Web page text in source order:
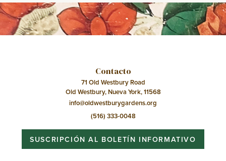
Contacto
71 Old Westbury Road
Old Westbury, Nueva York, 11568
info@oldwestburygardens.org
(516) 333-0048
SUSCRIPCIÓN AL BOLETÍN INFORMATIVO